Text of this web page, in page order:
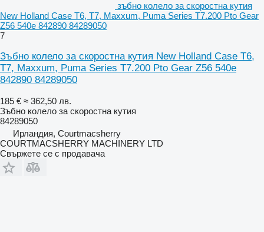
зъбно колело за скоростна кутия
New Holland Case T6, T7, Maxxum, Puma Series T7.200 Pto Gear
Z56 540e 842890 84289050
7
Зъбно колело за скоростна кутия New Holland Case T6,
T7, Maxxum, Puma Series T7.200 Pto Gear Z56 540e
842890 84289050
185 € ≈ 362,50 лв.
Зъбно колело за скоростна кутия
84289050
Ирландия, Courtmacsherry
COURTMACSHERRY MACHINERY LTD
Свържете се с продавача